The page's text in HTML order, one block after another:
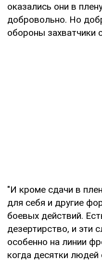
оказались они в
добровольно. Но
обороны захватчики
"И кроме сдачи в
для себя и другие
боевых действий.
дезертирство, и эти
особенно на линии
когда десятки